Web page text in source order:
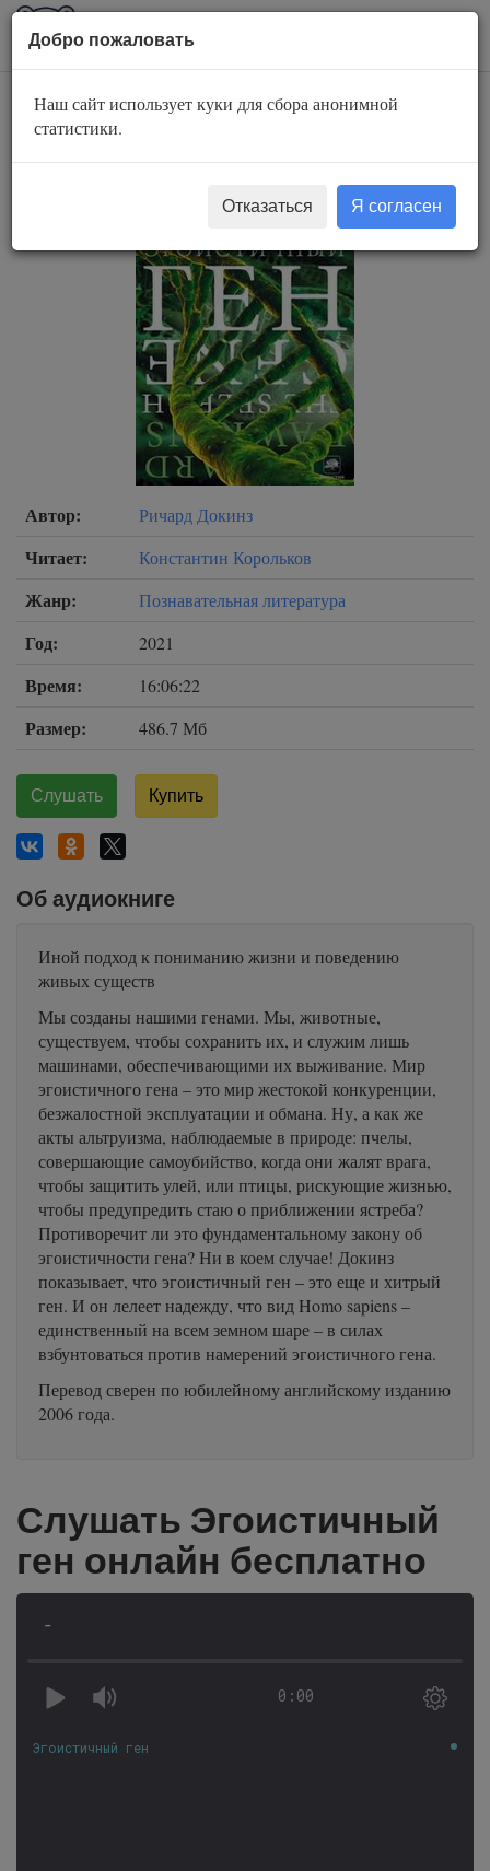
AuBook.org
Эгоистичный ген
Автор: Ричард Докинз
Читает: Константин Корольков
Жанр: Познавательная литература
Год: 2021
Время: 16:06:22
Размер: 486.7 Мб
Слушать Купить
Об аудиокниге
Иной подход к пониманию жизни и поведению
живых существ
Мы созданы нашими генами. Мы, животные,
существуем, чтобы сохранить их, и служим лишь
машинами, обеспечивающими их выживание. Мир
эгоистичного гена – это мир жестокой конкуренции,
безжалостной эксплуатации и обмана. Ну, а как же
акты альтруизма, наблюдаемые в природе: пчелы,
совершающие самоубийство, когда они жалят врага,
чтобы защитить улей, или птицы, рискующие жизнью,
чтобы предупредить стаю о приближении ястреба?
Противоречит ли это фундаментальному закону об
эгоистичности гена? Ни в коем случае! Докинз
показывает, что эгоистичный ген – это еще и хитрый
ген. И он лелеет надежду, что вид Homo sapiens –
единственный на всем земном шаре – в силах
взбунтоваться против намерений эгоистичного гена.
Перевод сверен по юбилейному английскому изданию
2006 года.
Слушать Эгоистичный
ген онлайн бесплатно
-
0:00
Эгоистичный ген
Добро пожаловать
Наш сайт использует куки для сбора анонимной
статистики.
Отказаться Я согласен